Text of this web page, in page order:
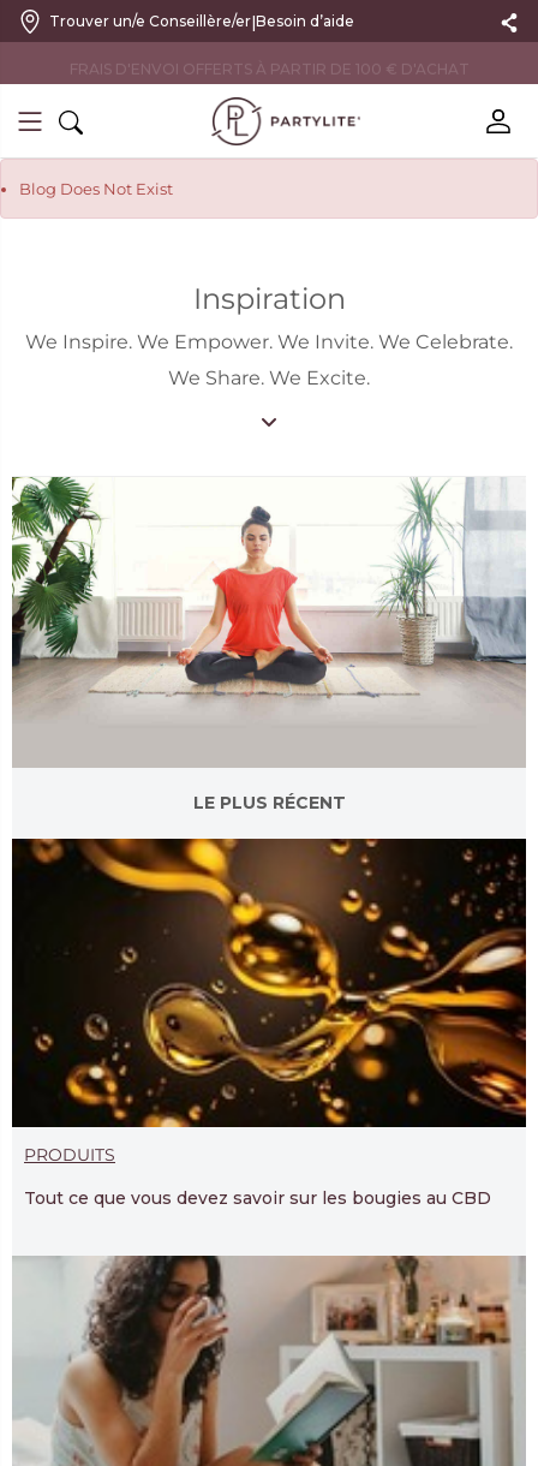
Trouver un/e Conseillère/er|Besoin d’aide
FRAIS D'ENVOI OFFERTS À PARTIR DE 100 € D'ACHAT
Blog Does Not Exist
Inspiration
We Inspire. We Empower. We Invite. We Celebrate.
We Share. We Excite.
LE PLUS RÉCENT
PRODUITS
Tout ce que vous devez savoir sur les bougies au CBD